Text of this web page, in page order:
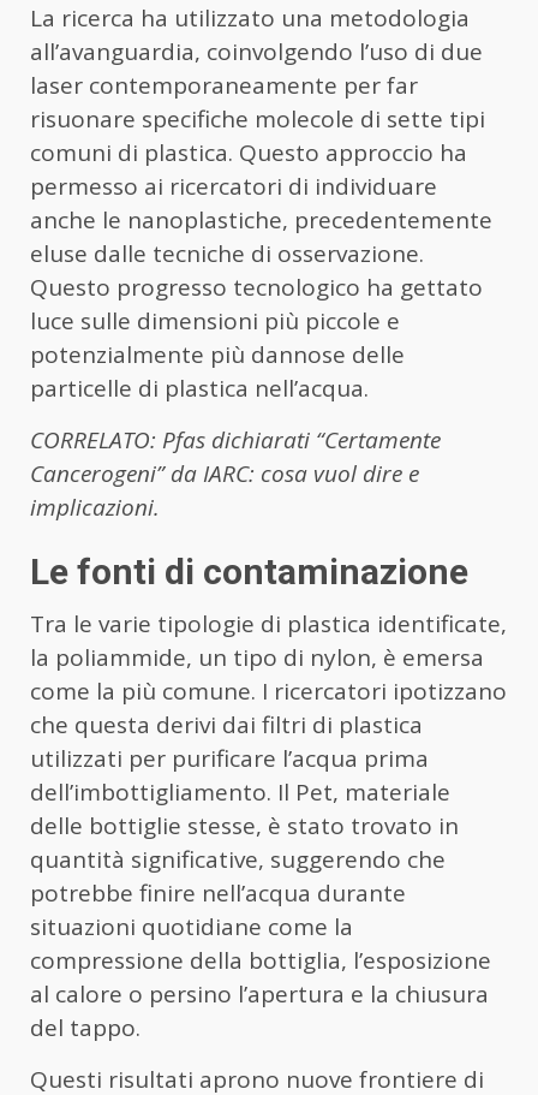
La ricerca ha utilizzato una metodologia
all’avanguardia, coinvolgendo l’uso di due
laser contemporaneamente per far
risuonare specifiche molecole di sette tipi
comuni di plastica. Questo approccio ha
permesso ai ricercatori di individuare
anche le nanoplastiche, precedentemente
eluse dalle tecniche di osservazione.
Questo progresso tecnologico ha gettato
luce sulle dimensioni più piccole e
potenzialmente più dannose delle
particelle di plastica nell’acqua.
CORRELATO: Pfas dichiarati “Certamente
Cancerogeni” da IARC: cosa vuol dire e
implicazioni.
Le fonti di contaminazione
Tra le varie tipologie di plastica identificate,
la poliammide, un tipo di nylon, è emersa
come la più comune. I ricercatori ipotizzano
che questa derivi dai filtri di plastica
utilizzati per purificare l’acqua prima
dell’imbottigliamento. Il Pet, materiale
delle bottiglie stesse, è stato trovato in
quantità significative, suggerendo che
potrebbe finire nell’acqua durante
situazioni quotidiane come la
compressione della bottiglia, l’esposizione
al calore o persino l’apertura e la chiusura
del tappo.
Questi risultati aprono nuove frontiere di